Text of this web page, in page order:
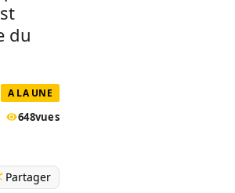
du
A LA UNE
648vues
Partager